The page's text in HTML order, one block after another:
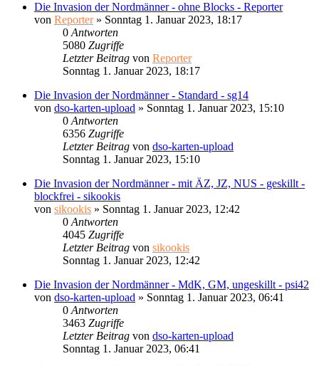
Die Invasion der Nordmänner - ohne Blocks - Reporter
von Reporter» Sonntag 1. Januar 2023, 18:17
0Antworten
5080 Zugriffe
Letzter Beitrag von Reporter
Sonntag 1. Januar 2023, 18:17
Die Invasion der Nordmänner - Standard - sg14
von dso-karten-upload » Sonntag 1. Januar 2023, 15:10
0Antworten
6356 Zugriffe
Letzter Beitrag von dso-karten-upload
Sonntag 1. Januar 2023, 15:10
Die Invasion der Nordmänner - mit ÄZ, JZ, NUS - geskillt -
blockfrei - sikookis
von sikookis » Sonntag 1. Januar 2023, 12:42
0Antworten
4045 Zugriffe
Letzter Beitrag von sikookis
Sonntag 1. Januar 2023, 12:42
Die Invasion der Nordmänner - MdK, GM, ungeskillt - psi42
von dso-karten-upload » Sonntag 1. Januar 2023, 06:41
0Antworten
3463 Zugriffe
Letzter Beitrag von dso-karten-upload
Sonntag 1. Januar 2023, 06:41